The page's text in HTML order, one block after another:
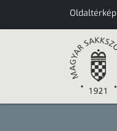
Oldaltérkép